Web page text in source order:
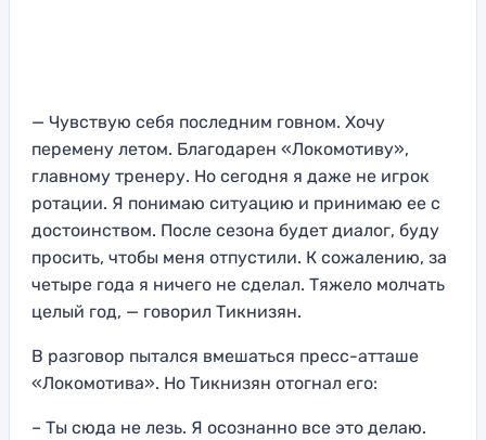
— Чувствую себя последним говном. Хочу
перемену летом. Благодарен «Локомотиву»,
главному тренеру. Но сегодня я даже не игрок
ротации. Я понимаю ситуацию и принимаю ее с
достоинством. После сезона будет диалог, буду
просить, чтобы меня отпустили. К сожалению, за
четыре года я ничего не сделал. Тяжело молчать
целый год, — говорил Тикнизян.
В разговор пытался вмешаться пресс-атташе
«Локомотива». Но Тикнизян отогнал его:
– Ты сюда не лезь. Я осознанно все это делаю.